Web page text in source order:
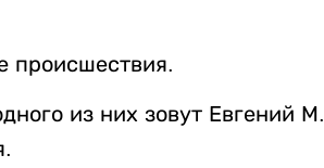
происшествия.
из них зовут Евгений М.